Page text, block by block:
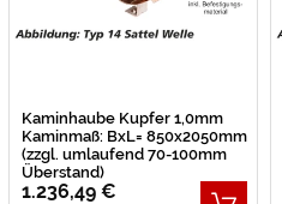
Kaminhaube Kupfer 1,0mm
Kaminmaß: BxL= 850x2050mm
(zzgl. umlaufend 70-100mm
Überstand)
1.236,49 €